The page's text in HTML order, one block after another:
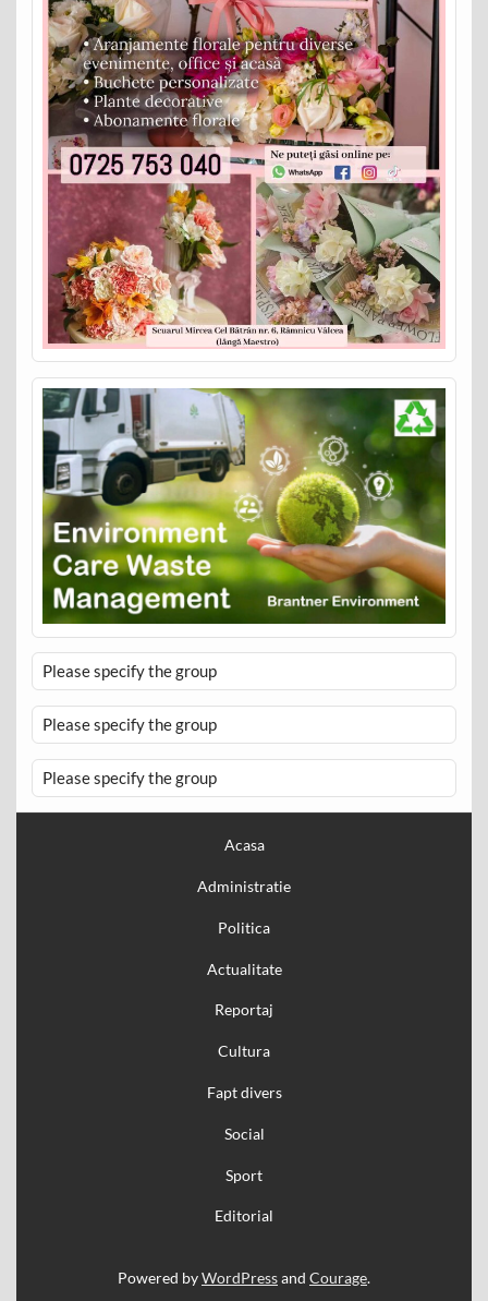
Please specify the group
Please specify the group
Please specify the group
Acasa
Administratie
Politica
Actualitate
Reportaj
Cultura
Fapt divers
Social
Sport
Editorial
Powered byWordPressand Courage.